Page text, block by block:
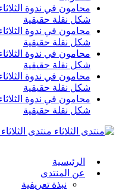
محامون في ندوة
شكل نقلة حقيقية
محامون في ندوة
شكل نقلة حقيقية
محامون في ندوة
شكل نقلة حقيقية
محامون في ندوة
شكل نقلة حقيقية
محامون في ندوة
شكل نقلة حقيقية
منتدى
الرئيسية
عن المنتدى
نبذة تعريفية